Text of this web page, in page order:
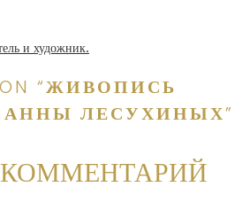
и художник.
“ЖИВОПИСЬ
АННЫ ЛЕСУХИНЫХ”